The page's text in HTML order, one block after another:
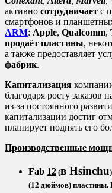
активно сотрудничает с
смартфонов и
ARM: Apple, Qualcomm,
продаёт пластины,
а также предоставляет
фабрик.
Капитализация
благодаря росту
из-за постоянного
капитализации достиг
планирует поднять его
Производственные
Fab 12 (в Hsinchu
(12 дюймов) пластины.